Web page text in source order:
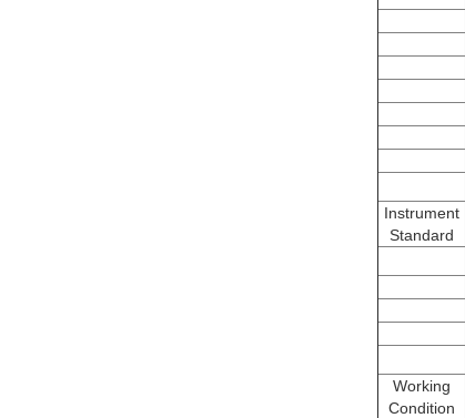
Instrument
Standard
Working
Condition